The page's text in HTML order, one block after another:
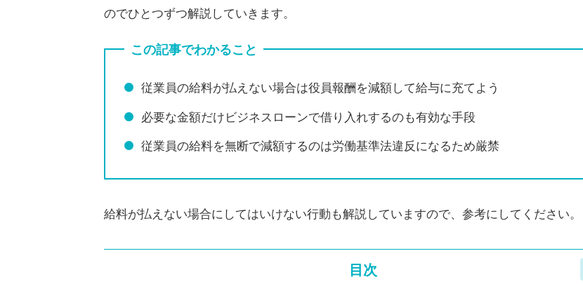
のでひとつずつ解説していきます。
この記事でわかること
従業員の給料が払えない場合は役員報酬を減額して給与に充てよう
必要な金額だけビジネスローンで借り入れするのも有効な手段
従業員の給料を無断で減額するのは労働基準法違反になるため厳禁
給料が払えない場合にしてはいけない行動も解説していますので、参考にしてください。
目次